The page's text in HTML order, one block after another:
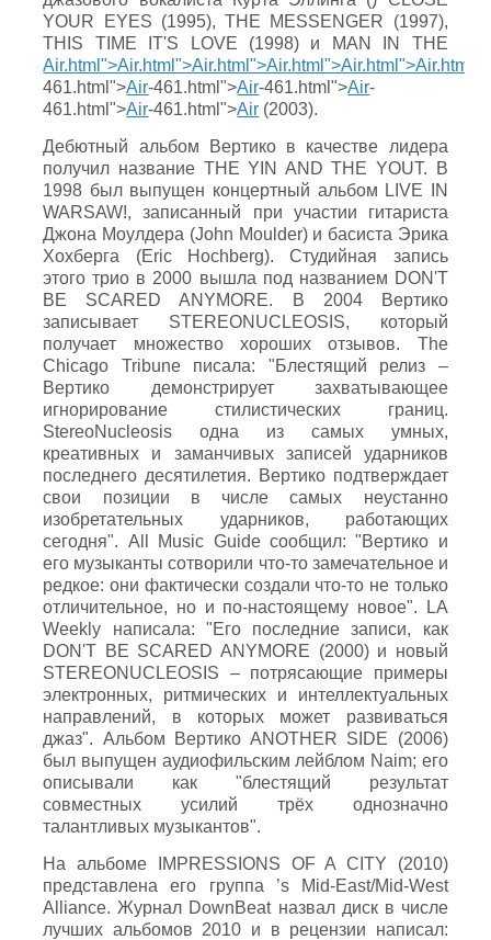
YOUR EYES (1995), THE MESSENGER (1997),
THIS TIME IT'S LOVE (1998) и MAN IN THE
461.html">Air-461.html">Air-461.html">Air-
461.html">Air-461.html">Air (2003).
Дебютный альбом Вертико в качестве лидера
получил название THE YIN AND THE YOUT. В
1998 был выпущен концертный альбом LIVE IN
WARSAW!, записанный при участии гитариста
Джона Моулдера (John Moulder) и басиста Эрика
Хохберга (Eric Hochberg). Студийная запись
этого трио в 2000 вышла под названием DON'T
BE SCARED ANYMORE. В 2004 Вертико
записывает STEREONUCLEOSIS, который
получает множество хороших отзывов. The
Chicago Tribune писала: "Блестящий релиз –
Вертико демонстрирует захватывающее
игнорирование стилистических границ.
StereoNucleosis одна из самых умных,
креативных и заманчивых записей ударников
последнего десятилетия. Вертико подтверждает
свои позиции в числе самых неустанно
изобретательных ударников, работающих
сегодня". All Music Guide сообщил: "Вертико и
его музыканты сотворили что-то замечательное и
редкое: они фактически создали что-то не только
отличительное, но и по-настоящему новое". LA
Weekly написала: "Его последние записи, как
DON'T BE SCARED ANYMORE (2000) и новый
STEREONUCLEOSIS – потрясающие примеры
электронных, ритмических и интеллектуальных
направлений, в которых может развиваться
джаз". Альбом Вертико ANOTHER SIDE (2006)
был выпущен аудиофильским лейблом Naim; его
описывали как "блестящий результат
совместных усилий трёх однозначно
талантливых музыкантов".
На альбоме IMPRESSIONS OF A CITY (2010)
представлена его группа ’s Mid-East/Mid-West
Alliance. Журнал DownBeat назвал диск в числе
лучших альбомов 2010 и в рецензии написал: